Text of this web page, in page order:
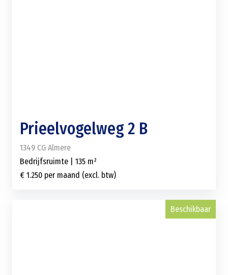
Prieelvogelweg 2 B
1349 CG Almere
Bedrijfsruimte | 135 m²
€ 1.250 per maand (excl. btw)
Beschikbaar